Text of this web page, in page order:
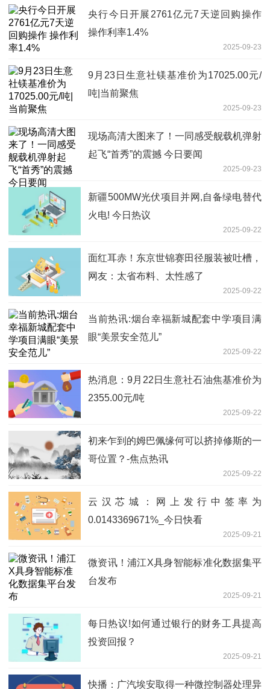
央行今日开展2761亿元7天逆回购操作
操作利率1.4%
2025-09-23
9月23日生意社镁基准价为17025.00元/
吨|当前聚焦
2025-09-23
现场高清大图来了！一同感受舰载机弹射
起飞“首秀”的震撼 今日要闻
2025-09-23
新疆500MW光伏项目并网,自备绿电替代
火电! 今日热议
2025-09-22
面红耳赤！东京世锦赛田径服装被吐槽，
网友：太省布料、太性感了
2025-09-22
当前热讯:烟台幸福新城配套中学项目满
眼“美景安全范儿”
2025-09-22
热消息：9月22日生意社石油焦基准价为
2355.00元/吨
2025-09-22
初来乍到的姆巴佩缘何可以挤掉修斯的一
哥位置？-焦点热讯
2025-09-22
云汉芯城：网上发行中签率为
0.0143369671%_今日快看
2025-09-21
微资讯！浦江X具身智能标准化数据集平
台发布
2025-09-21
每日热议!如何通过银行的财务工具提高
投资回报？
2025-09-21
快播：广汽埃安取得一种微控制器处理异